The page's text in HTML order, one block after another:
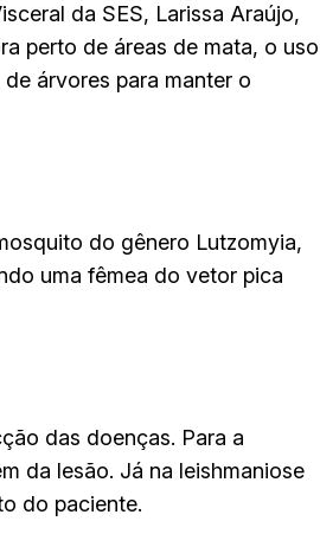
da SES, Larissa Araújo,
perto de áreas de mata, o uso
árvores para manter o
do gênero Lutzomyia,
uma fêmea do vetor pica
das doenças. Para a
da lesão. Já na leishmaniose
do paciente.